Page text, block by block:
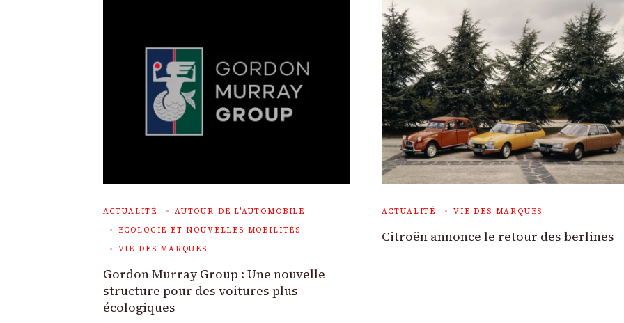
ACTUALITÉ
AUTOUR DE L'AUTOMOBILE
ECOLOGIE ET NOUVELLES MOBILITÉS
VIE DES MARQUES
Gordon Murray Group : Une nouvelle
structure pour des voitures plus
écologiques
ACTUALITÉ VIE DES MARQUES
Citroën annonce le retour des berlines